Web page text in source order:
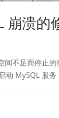
崩溃的
间不足而停止
动 MySQL 服